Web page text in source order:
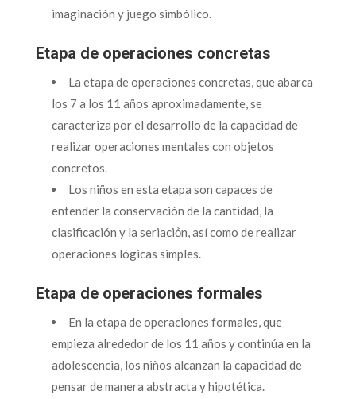
imaginación y juego simbólico.
Etapa de operaciones concretas
La etapa de operaciones concretas, que abarca
los 7 a los 11 años aproximadamente, se
caracteriza por el desarrollo de la capacidad de
realizar operaciones mentales con objetos
concretos.
Los niños en esta etapa son capaces de
entender la conservación de la cantidad, la
clasificación y la seriació́n, así como de realizar
operaciones lógicas simples.
Etapa de operaciones formales
En la etapa de operaciones formales, que
empieza alrededor de los 11 años y continúa en la
adolescencia, los niños alcanzan la capacidad de
pensar de manera abstracta y hipotética.